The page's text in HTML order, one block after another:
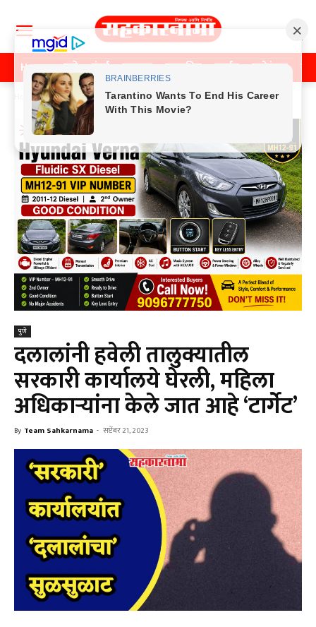
Home पुणे मुंबई महाराष्ट्र राजकीय क्राईम मनोरंजन
Home पुणे
पुणे
दलालांनी हवेली तालुक्यातील
सरकारी कार्यालये घेरली, महिला
अधिकाऱ्यांना केले जात आहे ‘टार्गेट’
By Team Sahkarnama - सप्टेंबर 21, 2023